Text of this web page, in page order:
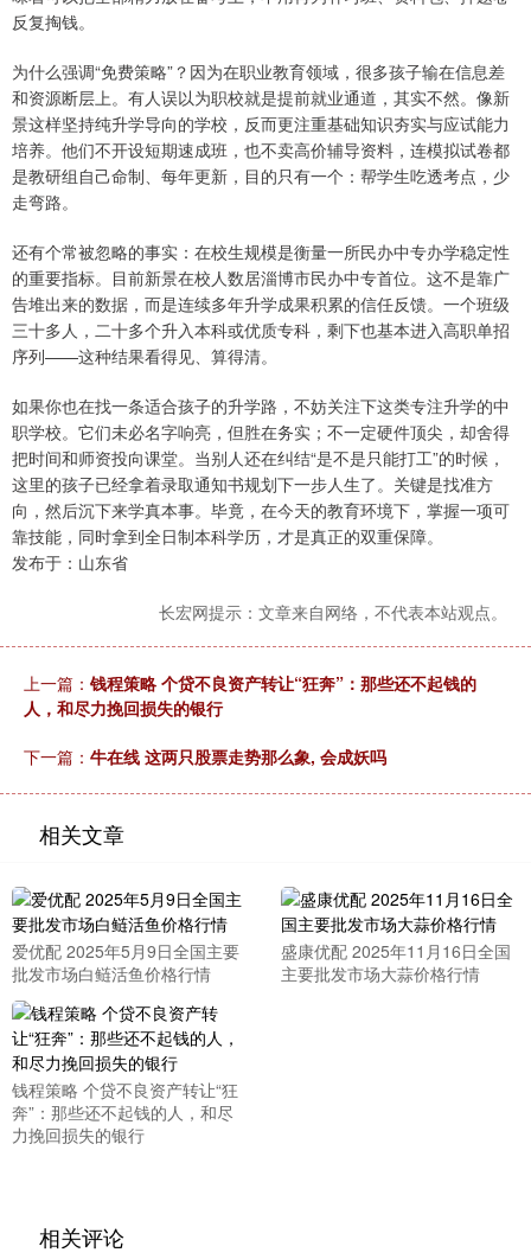
反复掏钱。
为什么强调“免费策略”？因为在职业教育领域，很多孩子输在信息差
和资源断层上。有人误以为职校就是提前就业通道，其实不然。像新
景这样坚持纯升学导向的学校，反而更注重基础知识夯实与应试能力
培养。他们不开设短期速成班，也不卖高价辅导资料，连模拟试卷都
是教研组自己命制、每年更新，目的只有一个：帮学生吃透考点，少
走弯路。
还有个常被忽略的事实：在校生规模是衡量一所民办中专办学稳定性
的重要指标。目前新景在校人数居淄博市民办中专首位。这不是靠广
告堆出来的数据，而是连续多年升学成果积累的信任反馈。一个班级
三十多人，二十多个升入本科或优质专科，剩下也基本进入高职单招
序列——这种结果看得见、算得清。
如果你也在找一条适合孩子的升学路，不妨关注下这类专注升学的中
职学校。它们未必名字响亮，但胜在务实；不一定硬件顶尖，却舍得
把时间和师资投向课堂。当别人还在纠结“是不是只能打工”的时候，
这里的孩子已经拿着录取通知书规划下一步人生了。关键是找准方
向，然后沉下来学真本事。毕竟，在今天的教育环境下，掌握一项可
靠技能，同时拿到全日制本科学历，才是真正的双重保障。
发布于：山东省
长宏网提示：文章来自网络，不代表本站观点。
上一篇： 钱程策略 个贷不良资产转让“狂奔”：那些还不起钱的
人，和尽力挽回损失的银行
下一篇： 牛在线 这两只股票走势那么象, 会成妖吗
相关文章
爱优配 2025年5月9日全国主要
批发市场白鲢活鱼价格行情
盛康优配 2025年11月16日全国
主要批发市场大蒜价格行情
钱程策略 个贷不良资产转让“狂
奔”：那些还不起钱的人，和尽
力挽回损失的银行
相关评论